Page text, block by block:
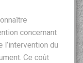
concernant
l’intervention du
Ce coût